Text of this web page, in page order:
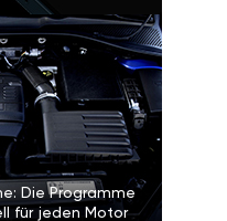
Die Programme
für jeden Motor